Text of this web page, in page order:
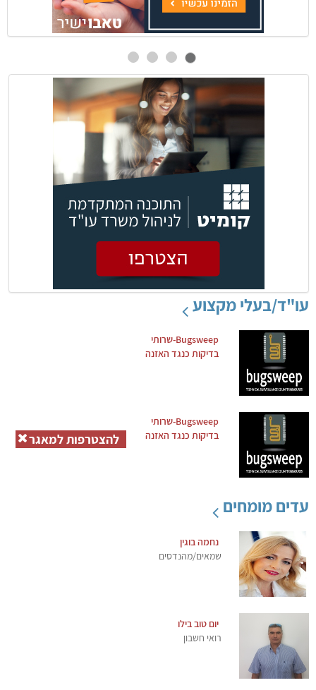
עו"ד/בעלי מקצוע
Bugsweep-שרותי
בדיקות כנגד האזנה
Bugsweep-שרותי
בדיקות כנגד האזנה
עדים מומחים
נחמה בוגין
שמאים/מהנדסים
יום טוב בילו
רואי חשבון
להצטרפות למאגר